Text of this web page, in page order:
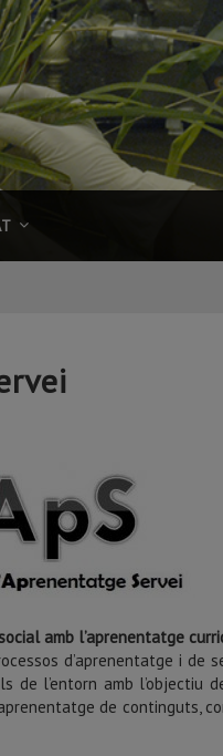
amb l’aprenentatge
d’aprenentatge i
l’entorn amb l’objectiu
de continguts,